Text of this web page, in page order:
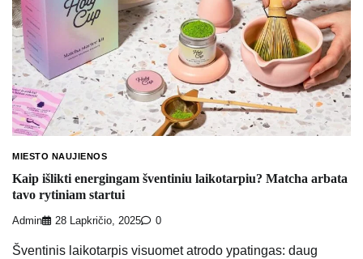
MIESTO NAUJIENOS
Kaip išlikti energingam šventiniu laikotarpiu? Matcha arbata
tavo rytiniam startui
Admin 28 Lapkričio, 2025 0
Šventinis laikotarpis visuomet atrodo ypatingas: daug